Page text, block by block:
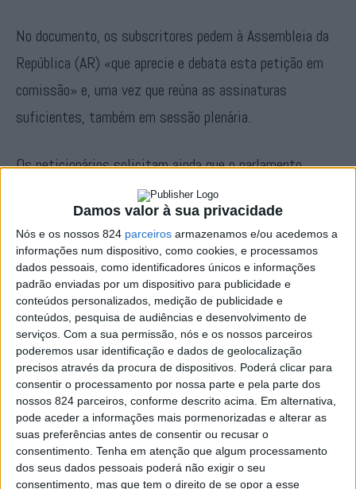
Damos valor à sua privacidade
Nós e os nossos 824 parceiros armazenamos e/ou acedemos a
informações num dispositivo, como cookies, e processamos
dados pessoais, como identificadores únicos e informações
padrão enviadas por um dispositivo para publicidade e
conteúdos personalizados, medição de publicidade e
conteúdos, pesquisa de audiências e desenvolvimento de
serviços. Com a sua permissão, nós e os nossos parceiros
poderemos usar identificação e dados de geolocalização
precisos através da procura de dispositivos. Poderá clicar para
consentir o processamento por nossa parte e pela parte dos
nossos 824 parceiros, conforme descrito acima. Em alternativa,
pode aceder a informações mais pormenorizadas e alterar as
suas preferências antes de consentir ou recusar o
consentimento. Tenha em atenção que algum processamento
dos seus dados pessoais poderá não exigir o seu
consentimento, mas que tem o direito de se opor a esse
No documento, os subscritores pedem à Assembleia da
República (AR) «que aprecie e debata esta petição em
comissão» e, uma vez que reúna as assinaturas
suficientes, também em sessão plenária.
Os peticionários solicitam ainda que o parlamento
“requeira ao Governo a divulgação de todos os estudos
técnicos, pareceres e documentação que sustentaram a
decisão” de transferência do Campo de Tiro de
Alcochete, no distrito de Setúbal, para Alter do Chão, no
distrito de Portalegre.
A AR, defendem, deve ainda exigir «a suspensão de
qualquer avanço» do projecto «até à conclusão dos
procedimentos legais obrigatórios», como a Avaliação de
Impacte Ambiental, a consulta pública e a verificação da
compatibilidade com o Plano Director Municipal e com
os instrumentos de gestão territorial regional.